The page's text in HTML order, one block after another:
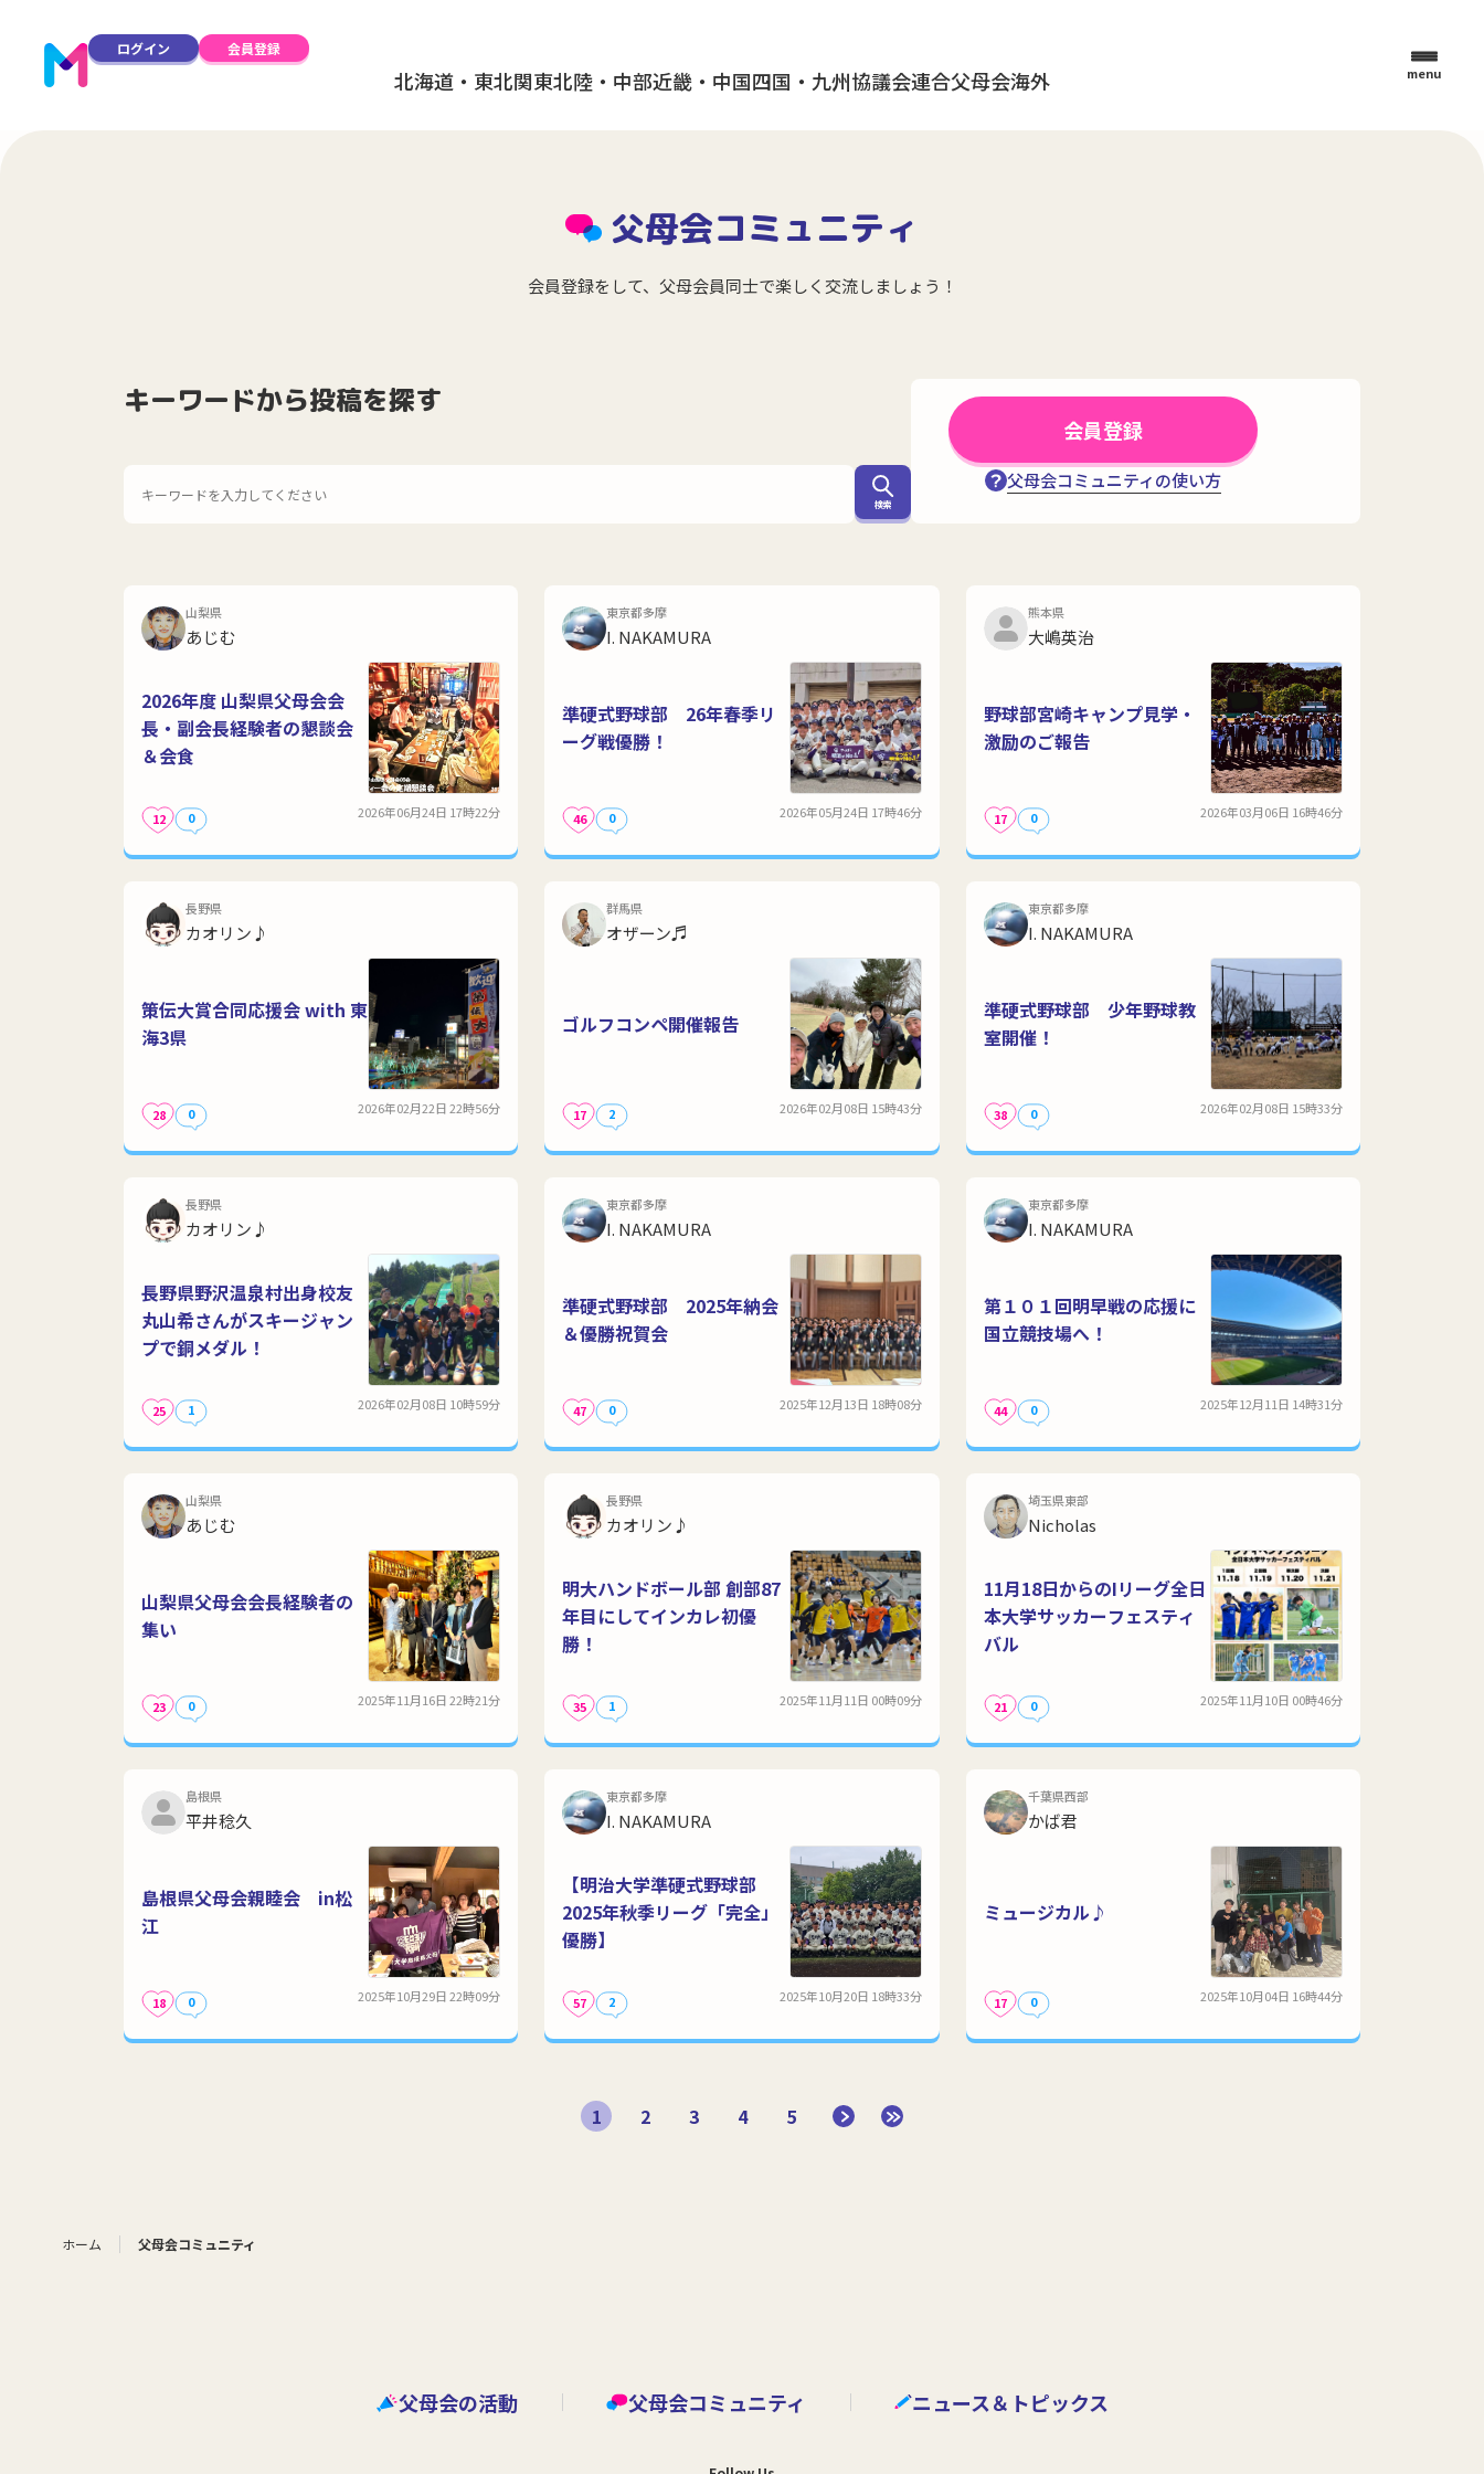
ログイン 会員登録
北海道・東北関東北陸・中部近畿・中国四国・九州協議会連合父母会海外 menu
父母会コミュニティ
会員登録をして、父母会員同士で楽しく交流しましょう！
キーワードから投稿を探す
検索
会員登録
父母会コミュニティの使い方
山梨県
あじむ
2026年度 山梨県父母会会
長・副会長経験者の懇談会
＆会食
12 0 2026年06月24日 17時22分
東京都多摩
I. NAKAMURA
準硬式野球部 26年春季リ
ーグ戦優勝！
46 0 2026年05月24日 17時46分
熊本県
大嶋英治
野球部宮崎キャンプ見学・
激励のご報告
17 0 2026年03月06日 16時46分
長野県
カオリン♪
策伝大賞合同応援会 with 東
海3県
28 0 2026年02月22日 22時56分
群馬県
オザーン♬
ゴルフコンペ開催報告
17 2 2026年02月08日 15時43分
東京都多摩
I. NAKAMURA
準硬式野球部 少年野球教
室開催！
38 0 2026年02月08日 15時33分
長野県
カオリン♪
長野県野沢温泉村出身校友
丸山希さんがスキージャン
プで銅メダル！
25 1 2026年02月08日 10時59分
東京都多摩
I. NAKAMURA
準硬式野球部 2025年納会
＆優勝祝賀会
47 0 2025年12月13日 18時08分
東京都多摩
I. NAKAMURA
第１０１回明早戦の応援に
国立競技場へ！
44 0 2025年12月11日 14時31分
山梨県
あじむ
山梨県父母会会長経験者の
集い
23 0 2025年11月16日 22時21分
長野県
カオリン♪
明大ハンドボール部 創部87
年目にしてインカレ初優
勝！
35 1 2025年11月11日 00時09分
埼玉県東部
Nicholas
11月18日からのIリーグ全日
本大学サッカーフェスティ
バル
21 0 2025年11月10日 00時46分
島根県
平井稔久
島根県父母会親睦会 in松
江
18 0 2025年10月29日 22時09分
東京都多摩
I. NAKAMURA
【明治大学準硬式野球部
2025年秋季リーグ「完全」
優勝】
57 2 2025年10月20日 18時33分
千葉県西部
かば君
ミュージカル♪
17 0 2025年10月04日 16時44分
1 2 3 4 5
ホーム 父母会コミュニティ
父母会の活動 父母会コミュニティ ニュース＆トピックス